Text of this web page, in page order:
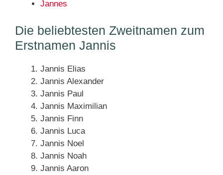
Jannes
Die beliebtesten Zweitnamen zum
Erstnamen Jannis
Jannis Elias
Jannis Alexander
Jannis Paul
Jannis Maximilian
Jannis Finn
Jannis Luca
Jannis Noel
Jannis Noah
Jannis Aaron